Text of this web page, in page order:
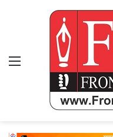
Menu